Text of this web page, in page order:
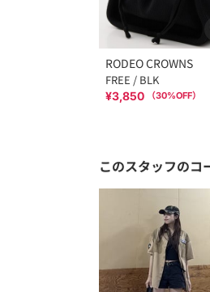
RODEO CROWNS
FREE / BLK
¥3,850 （30%OFF）
このスタッフのコ